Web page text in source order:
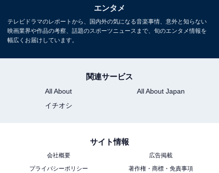
表のスケジュールは大幅に変更された。10月の活動はオ
ランダで行なわれ、11月もスイスで合宿をする予定だ。
日本代表に招集されても、コンディションを落とすこと
はないだろう。
今シーズンを左右するものになるだろう。ここでアピー
ルに成功すれば、定位置奪取が近づいてくるはずだ。久
保の今後に要注目である。
エンタメ
テレビドラマのレポートから、国内外の気になる音楽事情、意外と知らない
映画業界や作品の考察、話題のスポーツニュースまで、旬のエンタメ情報を
幅広くお届けしています。
関連サービス
All About
All About Japan
イチオシ
サイト情報
会社概要
広告掲載
プライバシーポリシー
著作権・商標・免責事項